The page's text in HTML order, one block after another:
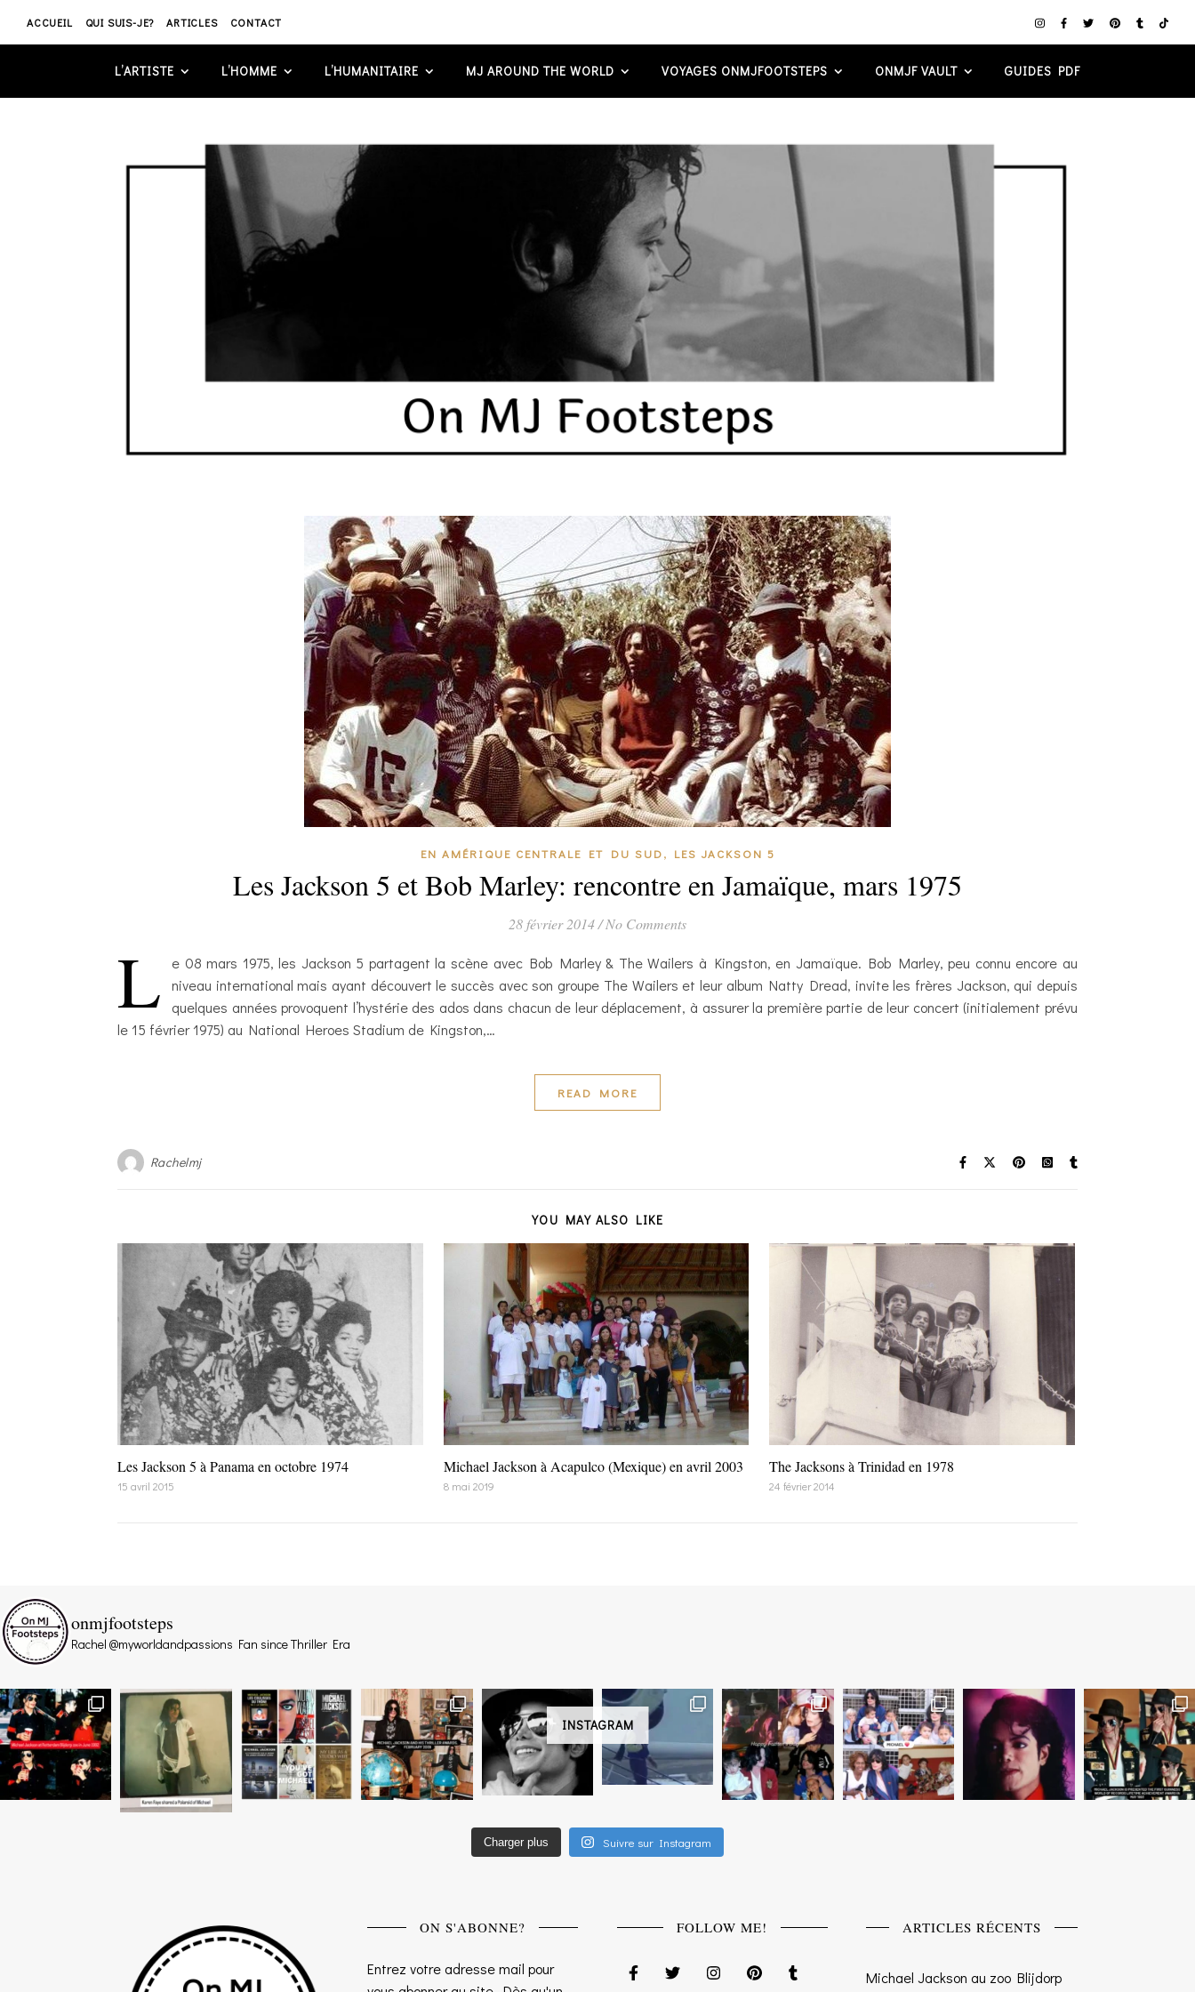
ACCUEIL QUI SUIS-JE? ARTICLES CONTACT
L’ARTISTE L’HOMME L’HUMANITAIRE MJ AROUND THE WORLD VOYAGES ONMJFOOTSTEPS ONMJF VAULT GUIDES PDF
EN AMÉRIQUE CENTRALE ET DU SUD, LES JACKSON 5
Les Jackson 5 et Bob Marley: rencontre en Jamaïque, mars 1975
28 février 2014/ No Comments
L
e 08 mars 1975, les Jackson 5 partagent la scène avec Bob Marley & The Wailers à Kingston, en Jamaïque. Bob Marley, peu connu encore au
niveau international mais ayant découvert le succès avec son groupe The Wailers et leur album Natty Dread, invite les frères Jackson, qui depuis
quelques années provoquent l’hystérie des ados dans chacun de leur déplacement, à assurer la première partie de leur concert (initialement prévu
le 15 février 1975) au National Heroes Stadium de Kingston,…
READ MORE
Rachelmj
YOU MAY ALSO LIKE
Les Jackson 5 à Panama en octobre 1974
15 avril 2015
Michael Jackson à Acapulco (Mexique) en avril 2003
8 mai 2019
The Jacksons à Trinidad en 1978
24 février 2014
INSTAGRAM
onmjfootsteps
Rachel @myworldandpassions Fan since Thriller Era
Charger plus Suivre sur Instagram
ON S'ABONNE?
Entrez votre adresse mail pour
FOLLOW ME! ARTICLES RÉCENTS
Michael Jackson au zoo Blijdorp